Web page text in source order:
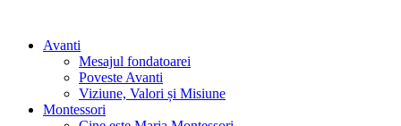
Avanti
Mesajul fondatoarei
Poveste Avanti
Viziune, Valori și Misiune
Montessori